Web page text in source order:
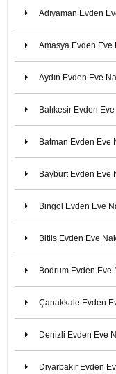
Adıyaman Evden
Amasya Evden Eve
Aydın Evden Eve
Balıkesir Evden
Batman Evden Eve
Bayburt Evden Eve
Bingöl Evden Eve
Bitlis Evden Eve
Bodrum Evden Eve
Çanakkale Evden
Denizli Evden Eve
Diyarbakır Evden